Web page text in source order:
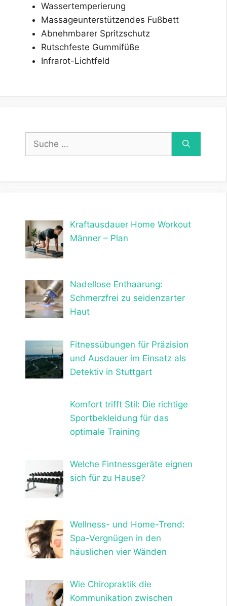
Wassertemperierung
Massageunterstützendes Fußbett
Abnehmbarer Spritzschutz
Rutschfeste Gummifüße
Infrarot-Lichtfeld
Suche
Kraftausdauer Home Workout
Männer – Plan
Nadellose Enthaarung:
Schmerzfrei zu seidenzarter
Haut
Fitnessübungen für Präzision
und Ausdauer im Einsatz als
Detektiv in Stuttgart
Komfort trifft Stil: Die richtige
Sportbekleidung für das
optimale Training
Welche Fintnessgeräte eignen
sich für zu Hause?
Wellness- und Home-Trend:
Spa-Vergnügen in den
häuslichen vier Wänden
Wie Chiropraktik die
Kommunikation zwischen